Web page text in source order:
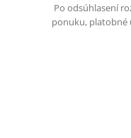
Po odsúhlasení
ponuku, platobné